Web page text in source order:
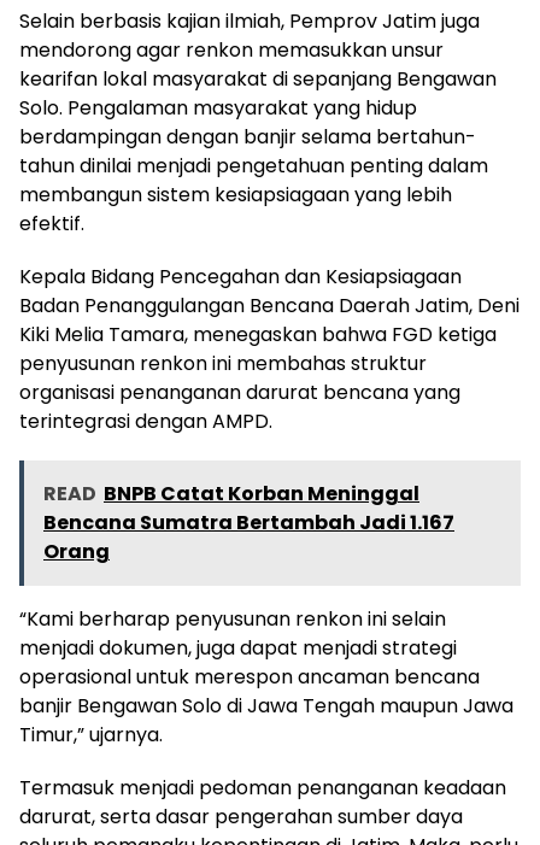
Selain berbasis kajian ilmiah, Pemprov Jatim juga
mendorong agar renkon memasukkan unsur
kearifan lokal masyarakat di sepanjang Bengawan
Solo. Pengalaman masyarakat yang hidup
berdampingan dengan banjir selama bertahun-
tahun dinilai menjadi pengetahuan penting dalam
membangun sistem kesiapsiagaan yang lebih
efektif.
Kepala Bidang Pencegahan dan Kesiapsiagaan
Badan Penanggulangan Bencana Daerah Jatim, Deni
Kiki Melia Tamara, menegaskan bahwa FGD ketiga
penyusunan renkon ini membahas struktur
organisasi penanganan darurat bencana yang
terintegrasi dengan AMPD.
READ BNPB Catat Korban Meninggal
Bencana Sumatra Bertambah Jadi 1.167
Orang
“Kami berharap penyusunan renkon ini selain
menjadi dokumen, juga dapat menjadi strategi
operasional untuk merespon ancaman bencana
banjir Bengawan Solo di Jawa Tengah maupun Jawa
Timur,” ujarnya.
Termasuk menjadi pedoman penanganan keadaan
darurat, serta dasar pengerahan sumber daya